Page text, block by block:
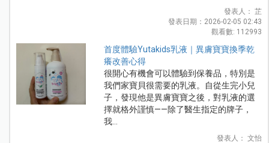
發表人： 芷
發表日期：2026-02-05 02:43
觀看數: 112993
首度體驗Yutakids乳液｜異膚寶寶換季乾
癢改善心得
很開心有機會可以體驗到保養品，特別是
我們家寶貝很需要的乳液。自從生完小兒
子，發現他是異膚寶寶之後，對乳液的選
擇就格外謹慎——除了醫生指定的牌子，
我...
發表人： 文怡